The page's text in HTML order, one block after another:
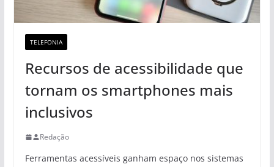
TELEFONIA
Recursos de acessibilidade que
tornam os smartphones mais
inclusivos
Redação
Ferramentas acessíveis ganham espaço nos sistemas